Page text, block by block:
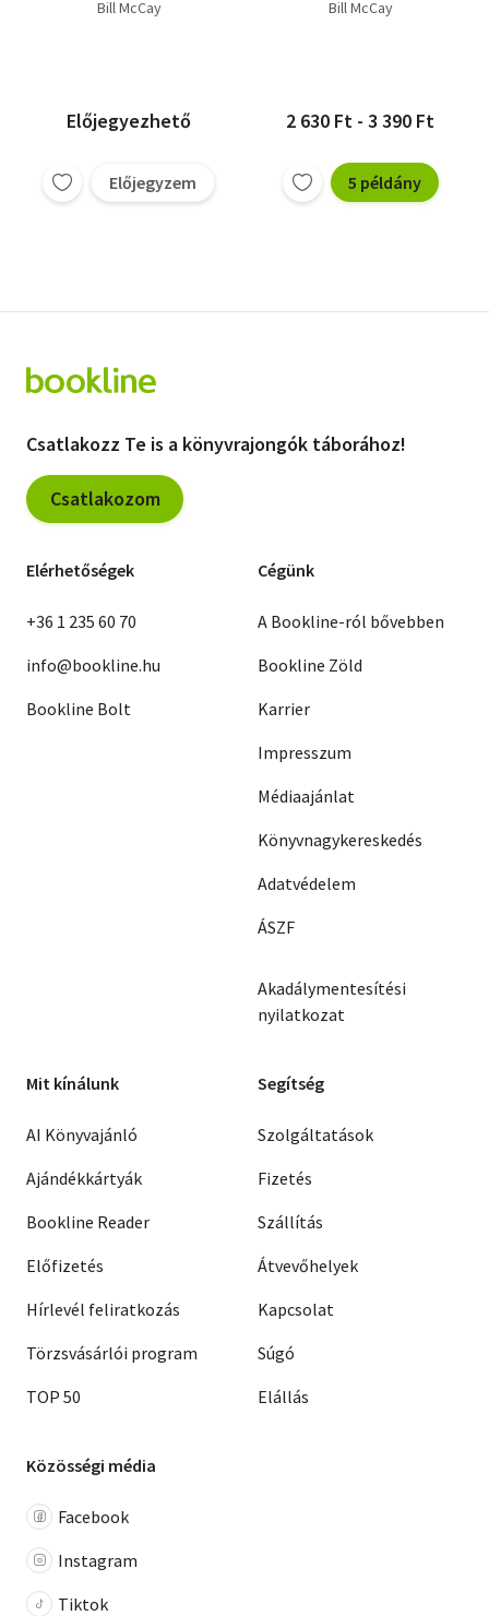
Bill McCay
Előjegyezhető
Előjegyzem
Bill McCay
2 630 Ft - 3 390 Ft
5 példány
Csatlakozz Te is a könyvrajongók táborához!
Csatlakozom
Elérhetőségek
+36 1 235 60 70
info@bookline.hu
Bookline Bolt
Cégünk
A Bookline-ról bővebben
Bookline Zöld
Karrier
Impresszum
Médiaajánlat
Könyvnagykereskedés
Adatvédelem
ÁSZF
Akadálymentesítési
nyilatkozat
Mit kínálunk
AI Könyvajánló
Ajándékkártyák
Bookline Reader
Előfizetés
Hírlevél feliratkozás
Törzsvásárlói program
TOP 50
Segítség
Szolgáltatások
Fizetés
Szállítás
Átvevőhelyek
Kapcsolat
Súgó
Elállás
Közösségi média
Facebook
Instagram
Tiktok